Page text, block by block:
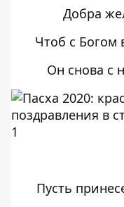
Добра
Чтоб с Богом
Он снова с
Пусть